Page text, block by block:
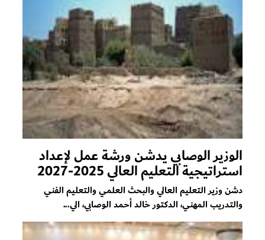
الوزير الوصابي يدشن ورشة عمل لإعداد
استراتيجية التعليم العالي 2025-2027
دشن وزير التعليم العالي والبحث العلمي والتعليم الفني
والتدريب المهني، الدكتور خالد أحمد الوصابي، الي...